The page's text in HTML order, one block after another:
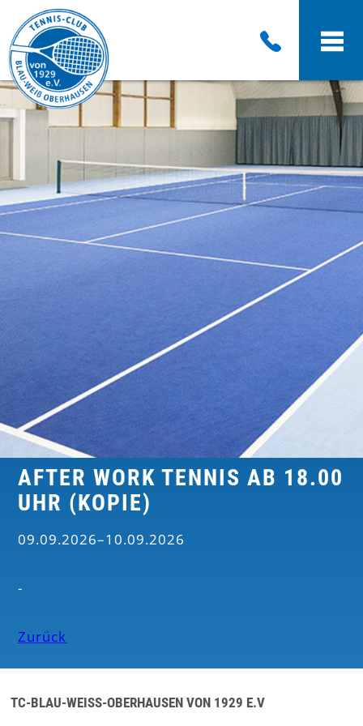
AFTER WORK TENNIS AB 18.00
UHR (KOPIE)
09.09.2026–10.09.2026
-
Zurück
TC-BLAU-WEISS-OBERHAUSEN VON 1929 E.V